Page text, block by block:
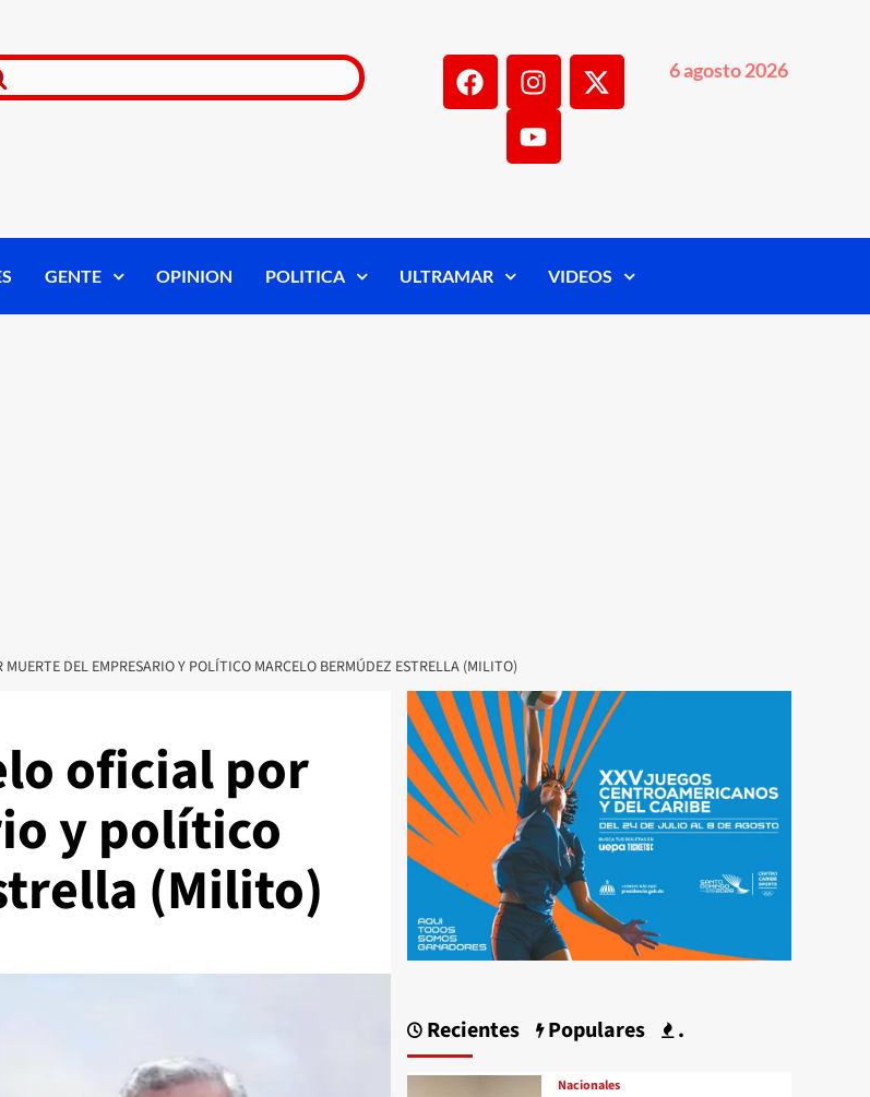
6 agosto 2026
GENTE OPINION POLITICA ULTRAMAR VIDEOS
DEL EMPRESARIO Y POLÍTICO MARCELO BERMÚDEZ ESTRELLA (MILITO)
oficial por
y político
(Milito)
Recientes Populares .
Nacionales